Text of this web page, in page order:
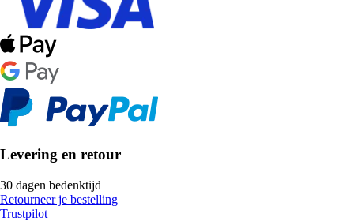
Levering en retour
30 dagen bedenktijd
Retourneer je bestelling
Trustpilot